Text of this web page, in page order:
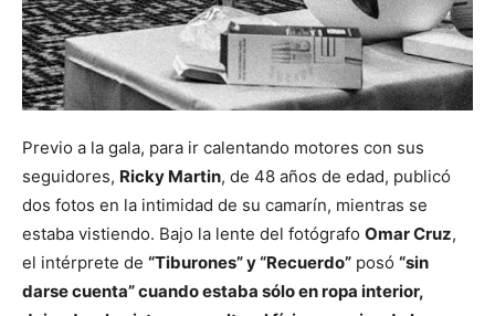
Previo a la gala, para ir calentando motores con sus
seguidores, Ricky Martin, de 48 años de edad, publicó
dos fotos en la intimidad de su camarín, mientras se
estaba vistiendo. Bajo la lente del fotógrafo Omar Cruz,
el intérprete de “Tiburones” y “Recuerdo” posó “sin
darse cuenta” cuando estaba sólo en ropa interior,